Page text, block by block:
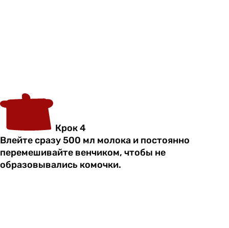
Крок 4
Влейте сразу 500 мл молока и постоянно
перемешивайте венчиком, чтобы не
образовывались комочки.